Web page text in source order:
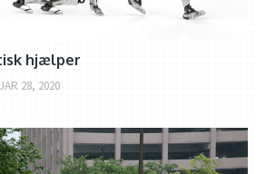
hjælper
28, 2020